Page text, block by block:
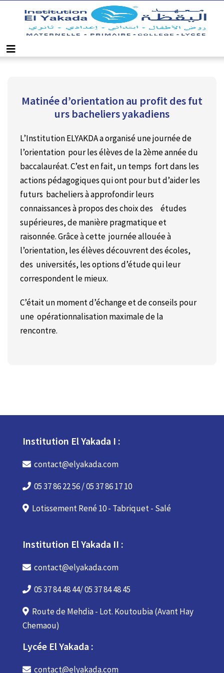
Matinée d’orientation au profit des fut
urs bacheliers yakadiens
L’Institution ELYAKDA a organisé une journée de
l’orientation pour les élèves de la 2èmeannée du
baccalauréat. C’est en fait, un temps fort dans les
actions pédagogiques qui ont pour but d’aider les
futurs bacheliers à approfondir leurs
connaissances à propos des choix des études
supérieures, de manière pragmatique et
raisonnée. Grâce à cette journée allouée à
l’orientation, les élèves découvrent des écoles,
des universités, les options d’étude qui leur
correspondent le mieux.
C’était un moment d’échange et de conseils pour
une opérationnalisation maximale de la
rencontre.
Institution El Yakada I :
contact@elyakada.com
05 37 86 22 56 / 05 37 86 17 10
Lotissement René 10 - Tabriquet - Salé
Institution El Yakada II :
contact@elyakada.com
05 37 84 48 44/ 05 37 84 48 45
Route de Mehdia - Lot. Koutoubia (Avant Hay
Chemaou)
Lycée El Yakada :
contact@elyakada.com